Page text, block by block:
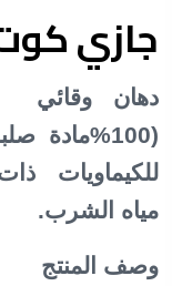
جازي كوت
دهان وقائي
للكيماويات
مياه الشرب.
وصف المنتج